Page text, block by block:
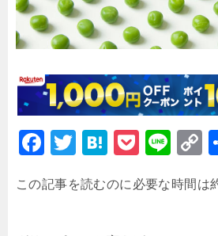
F
c
T
tt
H
e
P
c
Li
e p
この記事を読むのに必要な時間は